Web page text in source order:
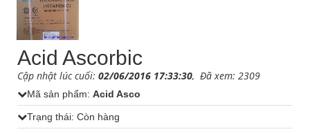
Acid Ascorbic
Cập nhật lúc cuối: 02/06/2016 17:33:30, Đã xem: 2309
Mã sản phẩm: Acid Asco
Trạng thái: Còn hàng